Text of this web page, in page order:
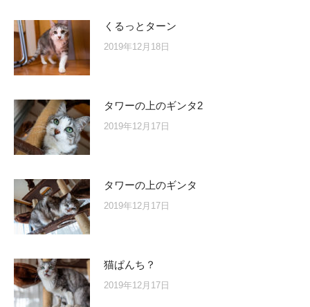
くるっとターン
2019年12月18日
タワーの上のギンタ2
2019年12月17日
タワーの上のギンタ
2019年12月17日
猫ぱんち？
2019年12月17日